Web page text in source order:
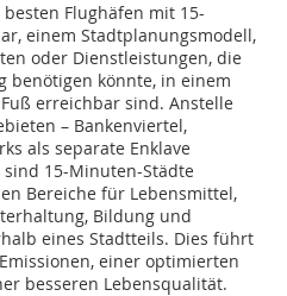
Flughäfen mit 15-
einem Stadtplanungsmodell,
oder Dienstleistungen, die
benötigen könnte, in einem
erreichbar sind. Anstelle
– Bankenviertel,
als separate Enklave
15-Minuten-Städte
Bereiche für Lebensmittel,
Bildung und
eines Stadtteils. Dies führt
einer optimierten
besseren Lebensqualität.